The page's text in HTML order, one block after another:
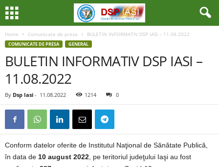
Home Comunicate de presa BULETIN INFORMATIV DSP IASI – 11.08.2022
COMUNICATE DE PRESA GENERAL
BULETIN INFORMATIV DSP IASI –
11.08.2022
By Dsp Iasi - 11.08.2022 1214 0
Conform datelor oferite de Institutul Naţional de Sănătate Publică,
în data de 10 august 2022 , pe teritoriul judeţului Iaşi au fost